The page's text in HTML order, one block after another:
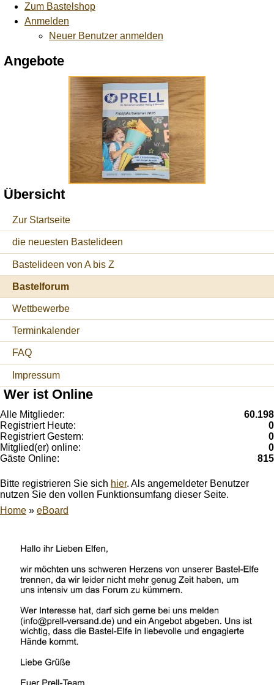
Zum Bastelshop
Anmelden
Neuer Benutzer anmelden
Angebote
Übersicht
Zur Startseite
die neuesten Bastelideen
Bastelideen von A bis Z
Bastelforum
Wettbewerbe
Terminkalender
FAQ
Impressum
Wer ist Online
Alle Mitglieder:
60.198
Registriert Heute:
0
Registriert Gestern:
0
Mitglied(er) online:
0
Gäste Online:
815
Bitte registrieren Sie sich hier. Als angemeldeter Benutzer
nutzen Sie den vollen Funktionsumfang dieser Seite.
Home » eBoard